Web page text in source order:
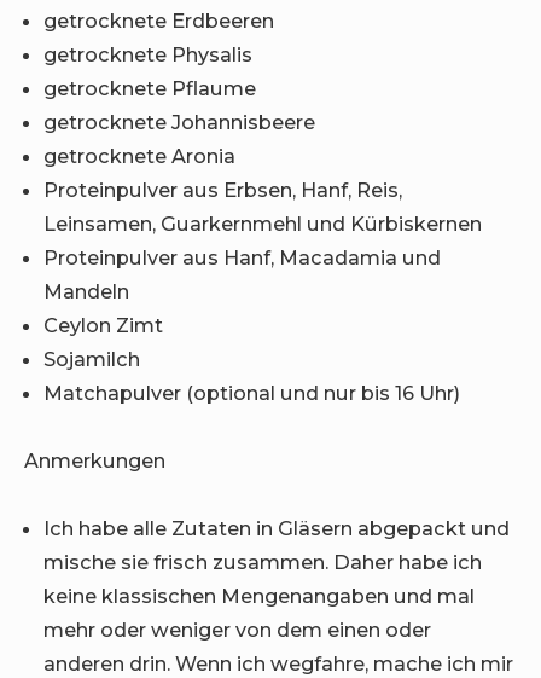
getrocknete Erdbeeren
getrocknete Physalis
getrocknete Pflaume
getrocknete Johannisbeere
getrocknete Aronia
Proteinpulver aus Erbsen, Hanf, Reis,
Leinsamen, Guarkernmehl und Kürbiskernen
Proteinpulver aus Hanf, Macadamia und
Mandeln
Ceylon Zimt
Sojamilch
Matchapulver (optional und nur bis 16 Uhr)
Anmerkungen
Ich habe alle Zutaten in Gläsern abgepackt und
mische sie frisch zusammen. Daher habe ich
keine klassischen Mengenangaben und mal
mehr oder weniger von dem einen oder
anderen drin. Wenn ich wegfahre, mache ich mir